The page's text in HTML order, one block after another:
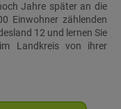
Jahre später an die
Einwohner zählenden
12 und lernen Sie
Landkreis von ihrer